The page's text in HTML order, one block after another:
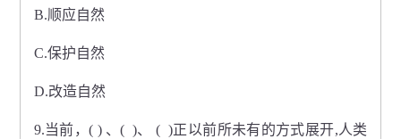
B.顺应自然
C.保护自然
D.改造自然
9.当前，( ) 、( )、 ( )正以前所未有的方式展开,人类